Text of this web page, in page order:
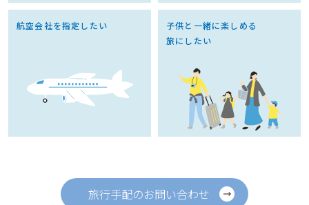
航空会社を指定したい
子供と一緒に楽しめる
旅にしたい
旅行手配のお問い合わせ